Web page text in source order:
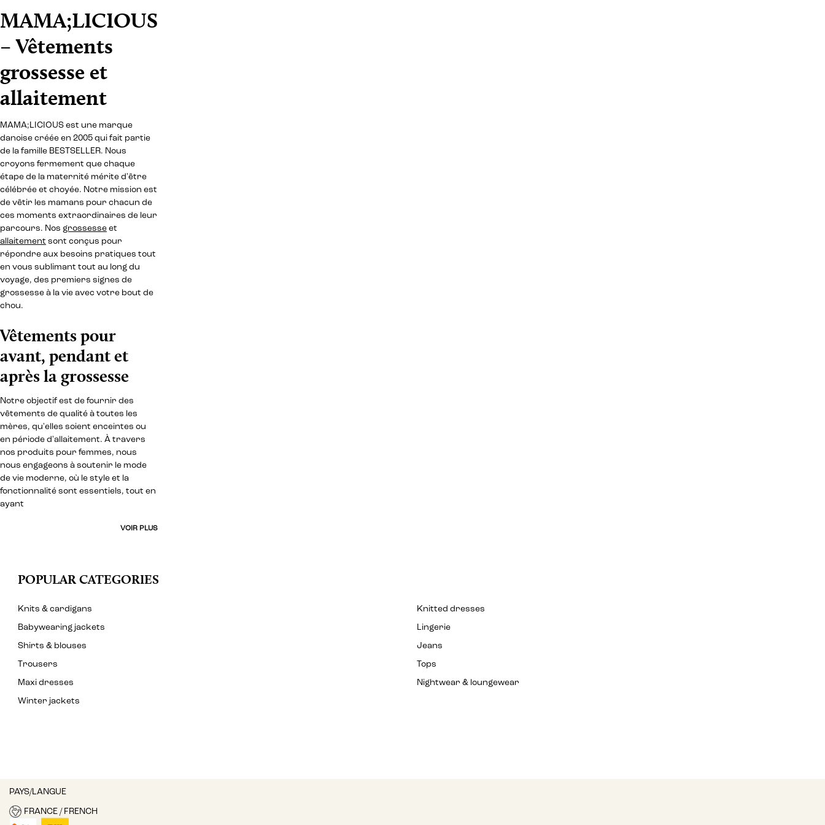
MAMA;LICIOUS
– Vêtements
grossesse et
allaitement
MAMA;LICIOUS est une marque
danoise créée en 2005 qui fait partie
de la famille BESTSELLER. Nous
croyons fermement que chaque
étape de la maternité mérite d'être
célébrée et choyée. Notre mission est
de vêtir les mamans pour chacun de
ces moments extraordinaires de leur
parcours. Nos grossesse et
allaitement sont conçus pour
répondre aux besoins pratiques tout
en vous sublimant tout au long du
voyage, des premiers signes de
grossesse à la vie avec votre bout de
chou.
Vêtements pour
avant, pendant et
après la grossesse
Notre objectif est de fournir des
vêtements de qualité à toutes les
mères, qu'elles soient enceintes ou
en période d'allaitement. À travers
nos produits pour femmes, nous
nous engageons à soutenir le mode
de vie moderne, où le style et la
fonctionnalité sont essentiels, tout en
ayant
VOIR PLUS
POPULAR CATEGORIES
Knits & cardigans
Knitted dresses
Babywearing jackets
Lingerie
Shirts & blouses
Jeans
Trousers
Tops
Maxi dresses
Nightwear & loungewear
Winter jackets
PAYS/LANGUE
FRANCE / FRENCH